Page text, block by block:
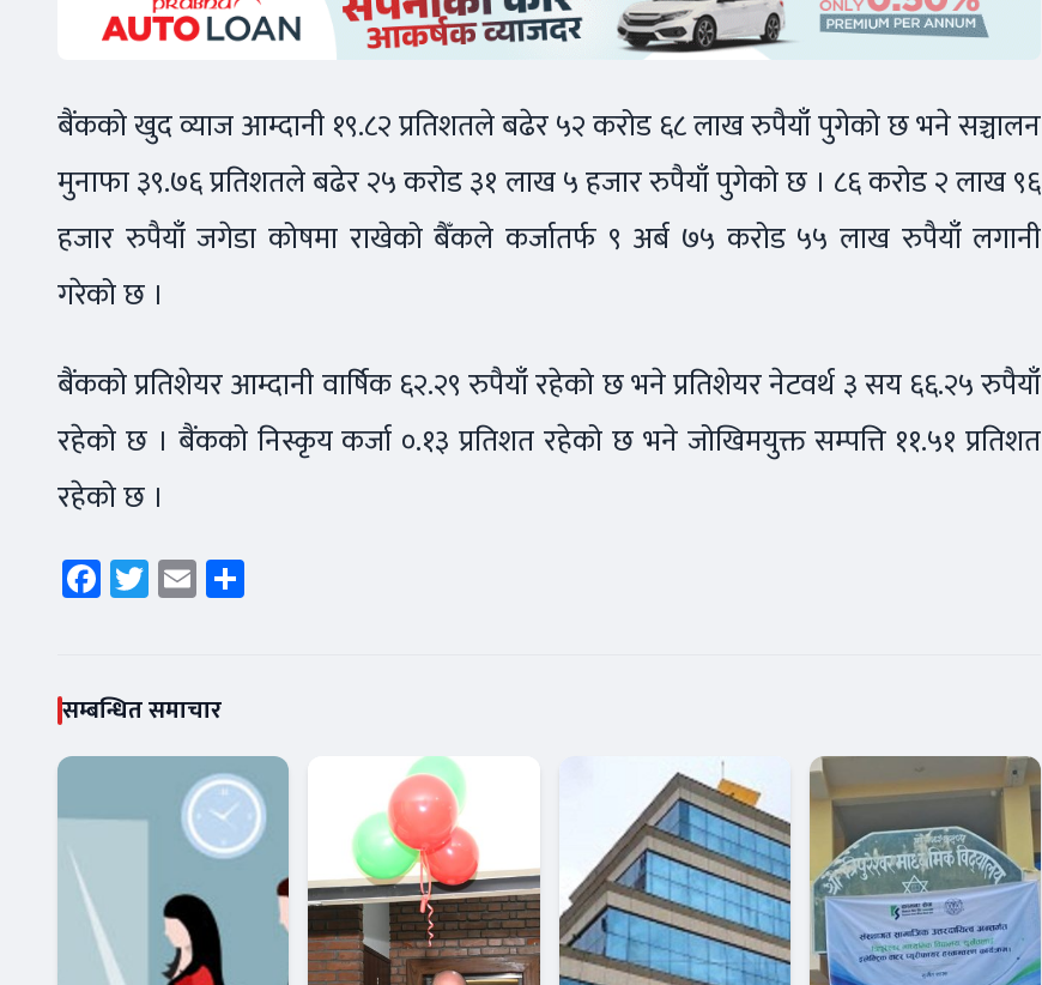
बैंकको खुद व्याज आम्दानी १९.८२ प्रतिशतले बढेर ५२ करोड ६८ लाख रुपैयाँ पुगेको छ भने सञ्चालन
मुनाफा ३९.७६ प्रतिशतले बढेर २५ करोड ३१ लाख ५ हजार रुपैयाँ पुगेको छ । ८६ करोड २ लाख ९६
हजार रुपैयाँ जगेडा कोषमा राखेको बैँकले कर्जातर्फ ९ अर्ब ७५ करोड ५५ लाख रुपैयाँ लगानी
गरेको छ ।
बैंकको प्रतिशेयर आम्दानी वार्षिक ६२.२९ रुपैयाँ रहेको छ भने प्रतिशेयर नेटवर्थ ३ सय ६६.२५ रुपैयाँ
रहेको छ । बैंकको निस्कृय कर्जा ०.१३ प्रतिशत रहेको छ भने जोखिमयुक्त सम्पत्ति ११.५१ प्रतिशत
रहेको छ ।
Facebook
Twitter
Email
सम्बन्धित समाचार